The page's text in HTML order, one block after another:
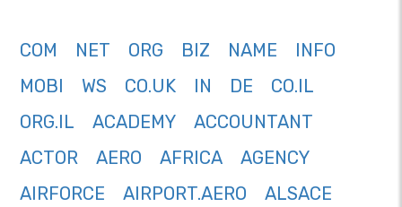
COM NET ORG BIZ NAME
INFO
MOBI
WS CO.UK IN DE
CO.IL
ORG.IL
ACADEMY
ACCOUNTANT
ACTOR
AERO AFRICA
AGENCY
AIRFORCE
AIRPORT.AERO
ALSACE